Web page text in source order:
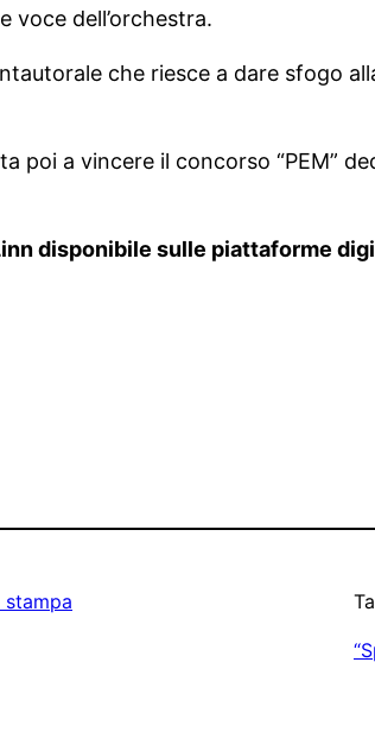
voce dell’orchestra.
che riesce a dare sfogo
poi a vincere il concorso “PEM”
disponibile sulle piattaforme
stampa